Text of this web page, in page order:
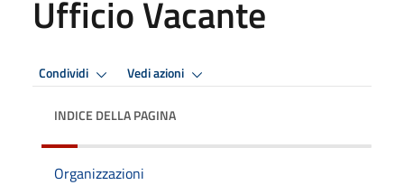
Ufficio Vacante
Condividi Vedi azioni
INDICE DELLA PAGINA
Organizzazioni